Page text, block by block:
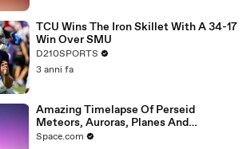
TCU Wins The Iron Skillet With A 34-17
Win Over SMU
D210SPORTS
3 anni fa
Amazing Timelapse Of Perseid
Meteors, Auroras, Planes And
Satellites
Space.com